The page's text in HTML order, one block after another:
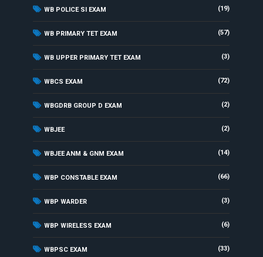
WB POLICE SI EXAM (19)
WB PRIMARY TET EXAM (57)
WB UPPER PRIMARY TET EXAM (3)
WBCS EXAM (72)
WBGDRB GROUP D EXAM (2)
WBJEE (2)
WBJEE ANM & GNM EXAM (14)
WBP CONSTABLE EXAM (66)
WBP WARDER (3)
WBP WIRELESS EXAM (6)
WBPSC EXAM (33)